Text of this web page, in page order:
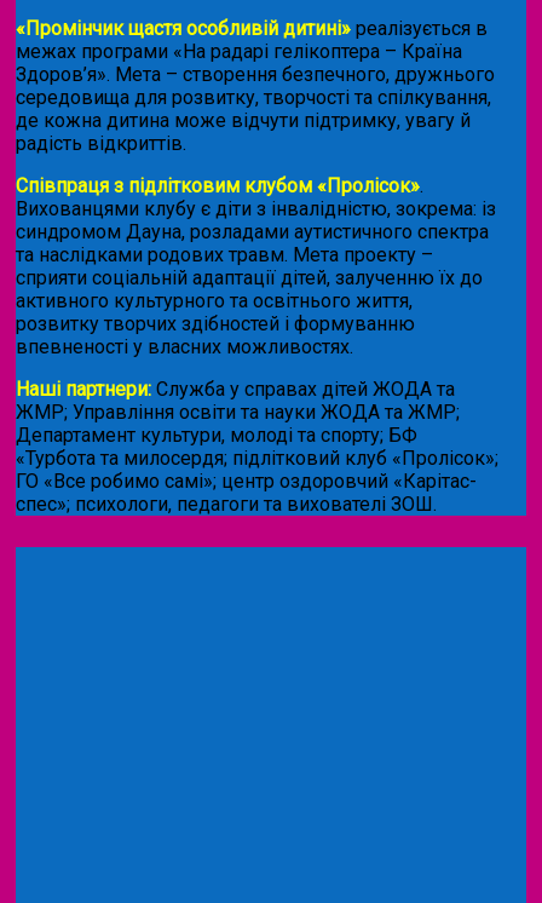
«Промінчик щастя особливій дитині» реалізується в
межах програми «На радарі гелікоптера – Країна
Здоров’я». Мета – створення безпечного, дружнього
середовища для розвитку, творчості та спілкування,
де кожна дитина може відчути підтримку, увагу й
радість відкриттів.
Співпраця з підлітковим клубом «Пролісок».
Вихованцями клубу є діти з інвалідністю, зокрема: із
синдромом Дауна, розладами аутистичного спектра
та наслідками родових травм. Мета проекту –
сприяти соціальній адаптації дітей, залученню їх до
активного культурного та освітнього життя,
розвитку творчих здібностей і формуванню
впевненості у власних можливостях.
Наші партнери: Служба у справах дітей ЖОДА та
ЖМР; Управління освіти та науки ЖОДА та ЖМР;
Департамент культури, молоді та спорту; БФ
«Турбота та милосердя; підлітковий клуб «Пролісок»;
ГО «Все робимо самі»; центр оздоровчий «Карітас-
спес»; психологи, педагоги та вихователі ЗОШ.